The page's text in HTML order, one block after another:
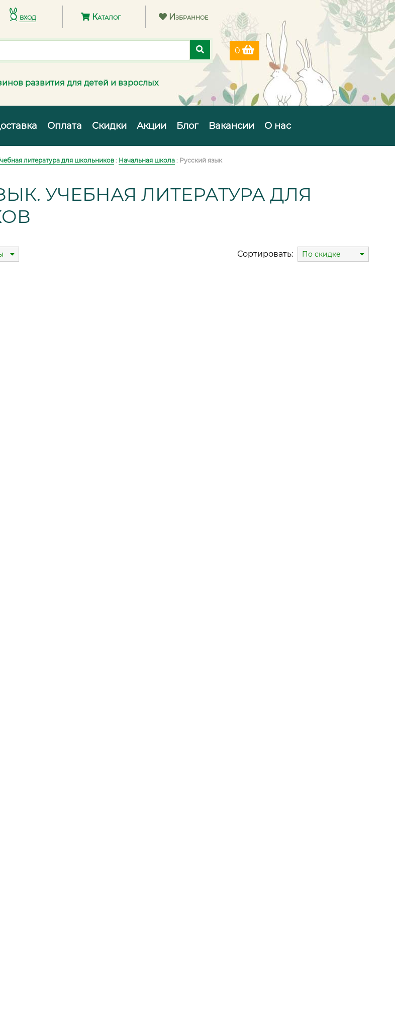
вход Каталог Избранное
0
развития для детей и взрослых
Оплата Скидки Акции Блог Вакансии О нас
литература для школьников : Начальная школа : Русский язык
УЧЕБНАЯ ЛИТЕРАТУРА ДЛЯ
Сортировать: По скидке